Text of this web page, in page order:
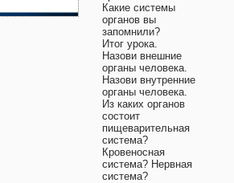
Какие системы
органов вы
запомнили?
Итог урока.
Назови внешние
органы человека.
Назови внутренние
органы человека.
Из каких органов
состоит
пищеварительная
система?
Кровеносная
система? Нервная
система?